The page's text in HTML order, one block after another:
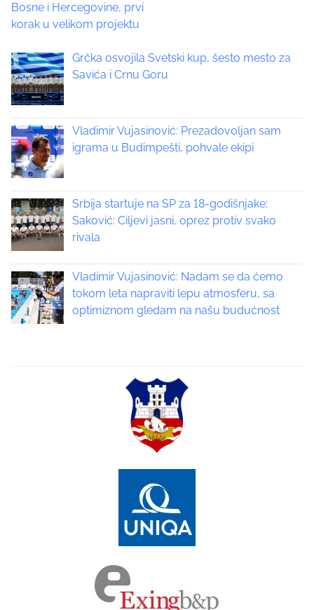
s
p
s
t
o
:
o
s
t
s
a
v
i
g
a
t
i
Bosne i Hercegovine, prvi
korak u velikom projektu
Grčka osvojila Svetski kup, šesto mesto za
Savića i Crnu Goru
Vladimir Vujasinović: Prezadovoljan sam
igrama u Budimpešti, pohvale ekipi
Srbija startuje na SP za 18-godišnjake;
Saković: Ciljevi jasni, oprez protiv svako
rivala
Vladimir Vujasinović: Nadam se da ćemo
tokom leta napraviti lepu atmosferu, sa
optimiznom gledam na našu budućnost